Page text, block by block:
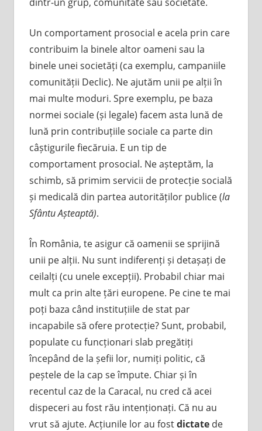
Un comportament prosocial e acela prin care
contribuim la binele altor oameni sau la
binele unei societăți (ca exemplu, campaniile
comunității Declic). Ne ajutăm unii pe alții în
mai multe moduri. Spre exemplu, pe baza
normei sociale (și legale) facem asta lună de
lună prin contribuțiile sociale ca parte din
câștigurile fiecăruia. E un tip de
comportament prosocial. Ne așteptăm, la
schimb, să primim servicii de protecție socială
și medicală din partea autorităților publice (la
Sfântu Așteaptă).
În România, te asigur că oamenii se sprijină
unii pe alții. Nu sunt indiferenți și detașați de
ceilalți (cu unele excepții). Probabil chiar mai
mult ca prin alte țări europene. Pe cine te mai
poți baza când instituțiile de stat par
incapabile să ofere protecție? Sunt, probabil,
populate cu funcționari slab pregătiți
începând de la șefii lor, numiți politic, că
peștele de la cap se împute. Chiar și în
recentul caz de la Caracal, nu cred că acei
dispeceri au fost rău intenționați. Că nu au
vrut să ajute. Acțiunile lor au fostdictatede